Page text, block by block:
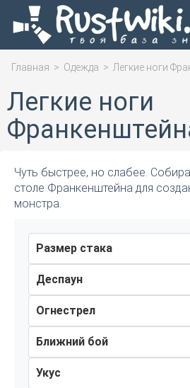
Главная > Одежда > Легкие ноги
Легкие ноги
Чуть быстрее, но слабее.
столе Франкенштейна для
монстра.
Размер стака
Деспаун
Огнестрел
Ближний бой
Укус